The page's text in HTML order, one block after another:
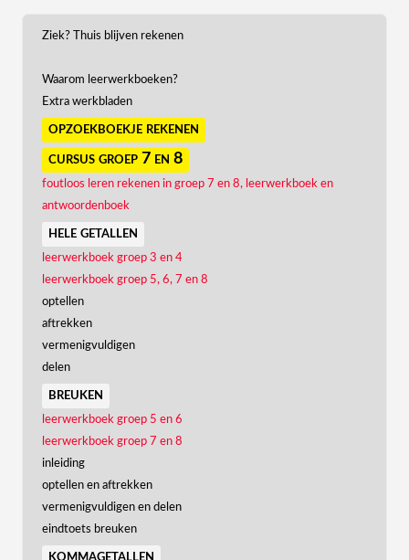
Ziek? Thuis blijven rekenen
Waarom leerwerkboeken?
Extra werkbladen
opzoekboekje rekenen
cursus groep 7 en 8
foutloos leren rekenen in groep 7 en 8, leerwerkboek en
antwoordenboek
hele getallen
leerwerkboek groep 3 en 4
leerwerkboek groep 5, 6, 7 en 8
optellen
aftrekken
vermenigvuldigen
delen
breuken
leerwerkboek groep 5 en 6
leerwerkboek groep 7 en 8
inleiding
optellen en aftrekken
vermenigvuldigen en delen
eindtoets breuken
kommagetallen